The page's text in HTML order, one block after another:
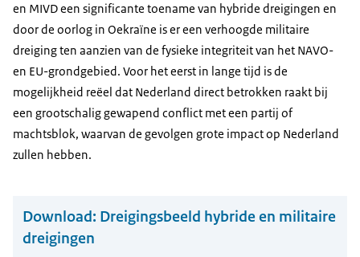
en MIVD een significante toename van hybride dreigingen en
door de oorlog in Oekraïne is er een verhoogde militaire
dreiging ten aanzien van de fysieke integriteit van het NAVO-
en EU-grondgebied. Voor het eerst in lange tijd is de
mogelijkheid reëel dat Nederland direct betrokken raakt bij
een grootschalig gewapend conflict met een partij of
machtsblok, waarvan de gevolgen grote impact op Nederland
zullen hebben.
Download: Dreigingsbeeld hybride en militaire
dreigingen